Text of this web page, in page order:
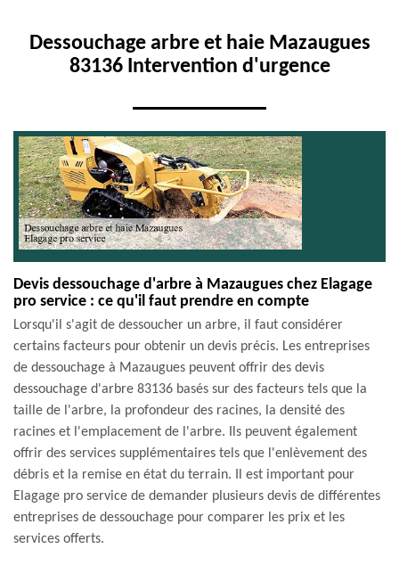
Dessouchage arbre et haie Mazaugues
83136 Intervention d'urgence
Devis dessouchage d'arbre à Mazaugues chez Elagage
pro service : ce qu'il faut prendre en compte
Lorsqu'il s'agit de dessoucher un arbre, il faut considérer
certains facteurs pour obtenir un devis précis. Les entreprises
de dessouchage à Mazaugues peuvent offrir des devis
dessouchage d'arbre 83136 basés sur des facteurs tels que la
taille de l'arbre, la profondeur des racines, la densité des
racines et l'emplacement de l'arbre. Ils peuvent également
offrir des services supplémentaires tels que l'enlèvement des
débris et la remise en état du terrain. Il est important pour
Elagage pro service de demander plusieurs devis de différentes
entreprises de dessouchage pour comparer les prix et les
services offerts.